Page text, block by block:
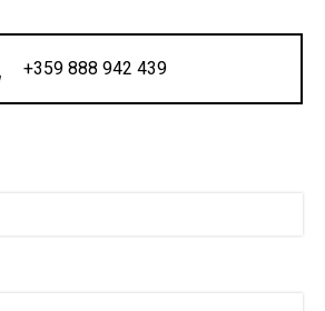
+359 888 942 439